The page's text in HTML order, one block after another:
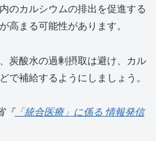
のカルシウムの排出を促進する
高まる可能性があります。
炭酸水の過剰摂取は避け、カル
で補給するようにしましょう。
『「統合医療」に係る 情報発信